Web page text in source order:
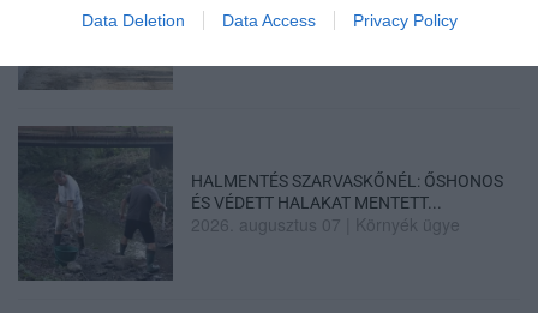
Data Deletion Data Access Privacy Policy
ÖS FŐÚTON EGERBEN
2026. augusztus 07 |Eger ügye
HALMENTÉS SZARVASKŐNÉL: ŐSHONOS
ÉS VÉDETT HALAKAT MENTETT...
2026. augusztus 07 Környék ügye